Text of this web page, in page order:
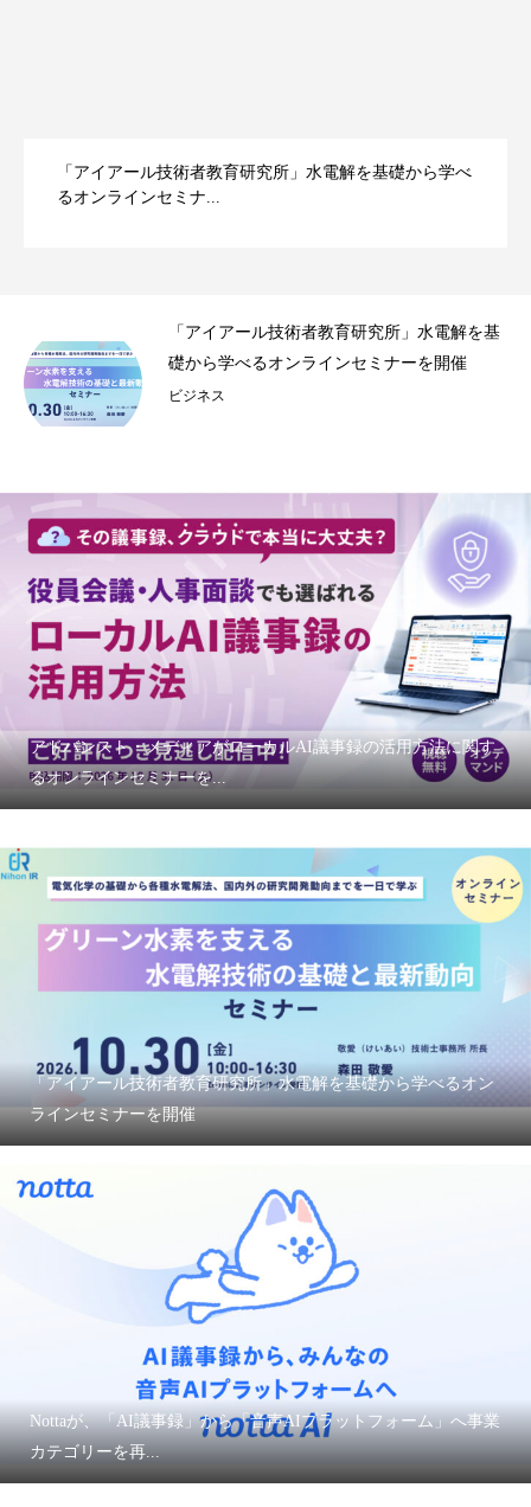
「アイアール技術者教育研究所」水電解を基礎から学べ
るオンラインセミナ...
「アイアール技術者教育研究所」水電解を基
礎から学べるオンラインセミナーを開催
ビジネス
アドバンスト・メディアがローカルAI議事録の活用方法に関す
るオンラインセミナーを...
「アイアール技術者教育研究所」水電解を基礎から学べるオン
ラインセミナーを開催
Nottaが、「AI議事録」から「音声AIプラットフォーム」へ事業
カテゴリーを再...